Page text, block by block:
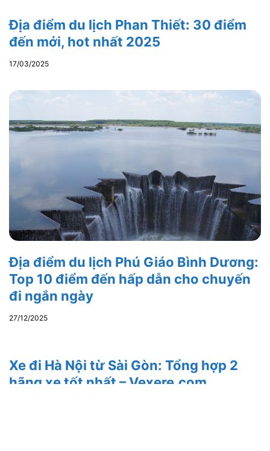
Địa điểm du lịch Phan Thiết: 30 điểm
đến mới, hot nhất 2025
17/03/2025
Địa điểm du lịch Phú Giáo Bình Dương:
Top 10 điểm đến hấp dẫn cho chuyến
đi ngắn ngày
27/12/2025
Xe đi Hà Nội từ Sài Gòn: Tổng hợp 2
hãng xe tốt nhất – Vexere.com